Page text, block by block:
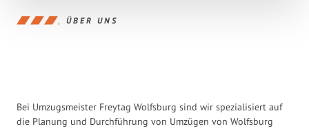
ÜBER UNS
Bei Umzugsmeister Freytag Wolfsburg sind wir spezialisiert auf
die Planung und Durchführung von Umzügen von Wolfsburg